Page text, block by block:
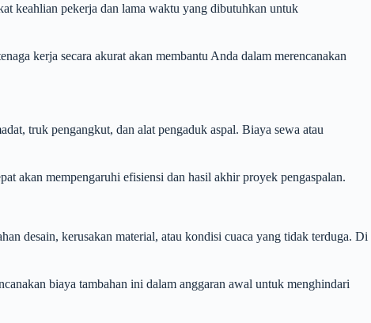
keahlian pekerja dan lama waktu yang dibutuhkan untuk
kerja secara akurat akan membantu Anda dalam merencanakan
truk pengangkut, dan alat pengaduk aspal. Biaya sewa atau
akan mempengaruhi efisiensi dan hasil akhir proyek pengaspalan.
desain, kerusakan material, atau kondisi cuaca yang tidak terduga. Di
biaya tambahan ini dalam anggaran awal untuk menghindari